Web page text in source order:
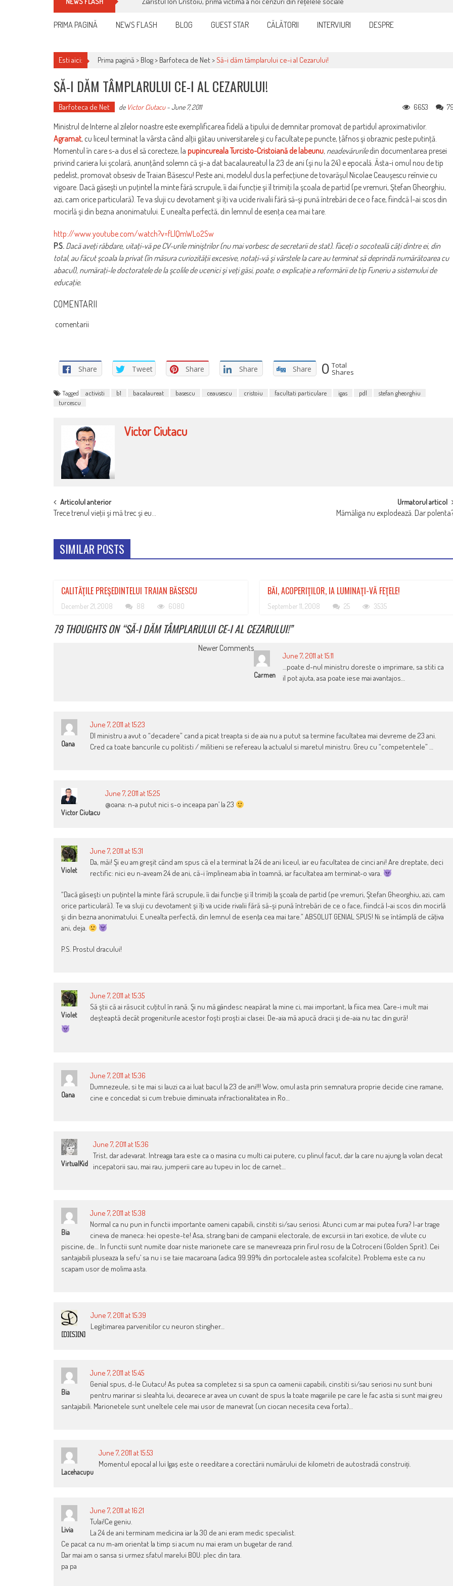
PRIMA PAGINĂ NEWS FLASH BLOG GUEST STAR CĂLĂTORII INTERVIURI DESPRE
Esti aici: Prima pagină > Blog> Barfoteca de Net>Să-i dăm tâmplarului ce-i al Cezarului!
SĂ-I DĂM TÂMPLARULUI CE-I AL CEZARULUI!
Barfoteca de Net de Victor Ciutacu-June 7, 2011 6653
Ministrul de Interne al zilelor noastre este exemplificarea fidelă a tipului de demnitar promovat de partidul aproximativilor.
Agramat, cu liceul terminat la vârsta când alţii gătau universitarele şi cu facultate pe puncte, ţâfnos şi obraznic peste putinţă.
Momentul în care s-a dus el să corecteze, la pupincureala Turcisto-Cristoiană de labeunu, neadevăruriledin documentarea presei
privind cariera lui şcolară, anunţând solemn că şi-a dat bacalaureatul la 23 de ani (şi nu la 24) e epocală. Ăsta-i omul nou de tip
pedelist, promovat obsesiv de Traian Băsescu! Peste ani, modelul dus la perfecţiune de tovarăşul Nicolae Ceauşescu reînvie cu
vigoare. Dacă găseşti un puţintel la minte fără scrupule, îi dai funcţie şi îl trimiţi la şcoala de partid (pe vremuri, Ştefan Gheorghiu,
azi, cam orice particulară). Te va sluji cu devotament şi îţi va ucide rivalii fără să-şi pună întrebări de ce o face, fiindcă l-ai scos din
mocirlă şi din bezna anonimatului. E unealta perfectă, din lemnul de esenţa cea mai tare.
http://www.youtube.com/watch?v=fLlQmWLo2Sw
P.S. Dacă aveţi răbdare, uitaţi-vă pe CV-urile miniştrilor (nu mai vorbesc de secretarii de stat). Faceţi o socoteală câţi dintre ei, din
total, au făcut şcoala la privat (în măsura curiozităţii excesive, notaţi-vă şi vârstele la care au terminat să deprindă numărătoarea cu
abacul), număraţi-le doctoratele de la şcolile de ucenici şi veţi găsi, poate, o explicaţie a reformării de tip Funeriu a sistemului de
educaţie.
COMENTARII
comentarii
Share Tweet Share Share Share 0 Total
Shares
Tagged activisti b1 bacalaureat basescu ceausescu cristoiu facultati particulare igas pdl
stefan gheorghiu
turcescu
Victor Ciutacu
POST
NAVIGATION
Articolul anterior
Trece trenul vieţii şi mă trec şi eu…
Urmatorul articol
Mămăliga nu explodează. Dar
SIMILAR POSTS
CALITĂŢILE PREŞEDINTELUI TRAIAN BĂSESCU
December 21, 2008 88 6080
BĂI, ACOPERIŢILOR, IA LUMINAŢI-VĂ FEŢELE!
September 11, 2008 25 3535
79 THOUGHTS ON “SĂ-I DĂM TÂMPLARULUI CE-I AL CEZARULUI!”
Newer Comments
Carmen
June 7, 2011 at 15:11
…poate d-nul ministru doreste o imprimare, sa stiti ca
il pot ajuta, asa poate iese mai avantajos…
Oana
June 7, 2011 at 15:23
Dl ministru a avut o “decadere” cand a picat treapta si de aia nu a putut sa termine facultatea mai devreme de 23 ani.
Cred ca toate bancurile cu politisti / militieni se refereau la actualul si maretul ministru. Greu cu “competentele” …
Victor Ciutacu
June 7, 2011 at 15:25
@oana: n-a putut nici s-o inceapa pan’ la 23
Violet
June 7, 2011 at 15:31
Da, măi! Şi eu am greşit când am spus că el a terminat la 24 de ani liceul, iar eu facultatea de cinci ani! Are dreptate, deci
rectific: nici eu n-aveam 24 de ani, că-i împlineam abia în toamnă, iar facultatea am terminat-o vara.
“Dacă găseşti un puţintel la minte fără scrupule, îi dai funcţie şi îl trimiţi la şcoala de partid (pe vremuri, Ştefan Gheorghiu, azi, cam
orice particulară). Te va sluji cu devotament şi îţi va ucide rivalii fără să-şi pună întrebări de ce o face, fiindcă l-ai scos din mocirlă
şi din bezna anonimatului. E unealta perfectă, din lemnul de esenţa cea mai tare.” ABSOLUT GENIAL SPUS! Ni se întâmplă de câţiva
ani, deja.
P.S. Prostul dracului!
Violet
June 7, 2011 at 15:35
Să ştii că ai răsucit cuţitul în rană. Şi nu mă gândesc neapărat la mine ci, mai important, la fiica mea. Care-i mult mai
deşteaptă decât progeniturile acestor foşti proşti ai clasei. De-aia mă apucă dracii şi de-aia nu tac din gură!
Oana
June 7, 2011 at 15:36
Dumnezeule, si te mai si lauzi ca ai luat bacul la 23 de ani!!! Wow, omul asta prin semnatura proprie decide cine ramane,
cine e concediat si cum trebuie diminuata infractionalitatea in Ro…
VirtualKid
June 7, 2011 at 15:36
Trist, dar adevarat. Intreaga tara este ca o masina cu multi cai putere, cu plinul facut, dar la care nu ajung la volan decat
incepatorii sau, mai rau, jumperii care au tupeu in loc de carnet…
Bia
June 7, 2011 at 15:38
Normal ca nu pun in functii importante oameni capabili, cinstiti si/sau seriosi. Atunci cum ar mai putea fura? I-ar trage
cineva de maneca: hei opeste-te! Asa, strang bani de campanii electorale, de excursii in tari exotice, de vilute cu
piscine, de… In functii sunt numite doar niste marionete care se manevreaza prin firul rosu de la Cotroceni (Golden Sprit). Cei
santajabili pluseaza la sefu’ sa nu i se taie macaroana (adica 99.99% din portocalele astea scofalcite). Problema este ca nu
scapam usor de molima asta.
[D][S][N]
June 7, 2011 at 15:39
Legitimarea parvenitilor cu neuron stingher…
Bia
June 7, 2011 at 15:45
Genial spus, d-le Ciutacu! As putea sa completez si sa spun ca oamenii capabili, cinstiti si/sau seriosi nu sunt buni
pentru marinar si sleahta lui, deoarece ar avea un cuvant de spus la toate magariile pe care le fac astia si sunt mai greu
santajabili. Marionetele sunt uneltele cele mai usor de manevrat (un ciocan necesita ceva forta)…
Lacehacupu
June 7, 2011 at 15:53
Momentul epocal al lui Igaș este o reeditare a corectării numărului de kilometri de autostradă construiți.
Livia
June 7, 2011 at 16:21
Tulai!Ce geniu.
La 24 de ani terminam medicina iar la 30 de ani eram medic specialist.
Ce pacat ca nu m-am orientat la timp si acum nu mai eram un bugetar de rand.
Dar mai am o sansa si urmez sfatul marelui BOU: plec din tara.
pa pa